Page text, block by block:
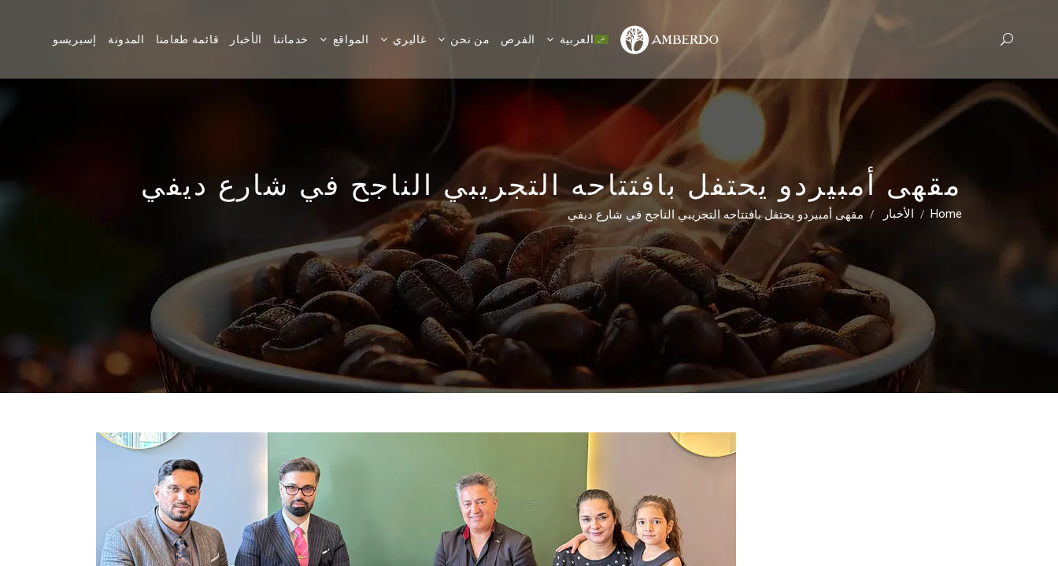
إسبريسو المدونة قائمة طعامنا الأخبار خدماتنا المواقع غاليري من نحن الفرص العربية
مقهى أمبيردو يحتفل بافتتاحه التجريبي الناجح في شارع ديفي
Home
/ الأخبار / مقهى أمبيردو يحتفل بافتتاحه التجريبي الناجح في شارع ديفي